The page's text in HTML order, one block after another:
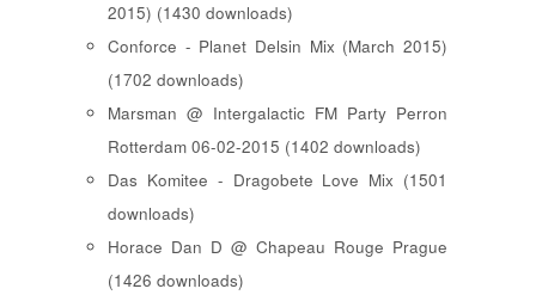
2015) (1430 downloads)
Conforce - Planet Delsin Mix (March 2015)
(1702 downloads)
Marsman @ Intergalactic FM Party Perron
Rotterdam 06-02-2015 (1402 downloads)
Das Komitee - Dragobete Love Mix (1501
downloads)
Horace Dan D @ Chapeau Rouge Prague
(1426 downloads)